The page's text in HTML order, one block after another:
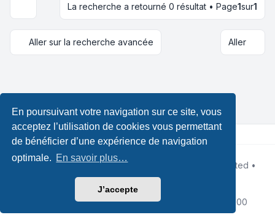
En poursuivant votre navigation sur ce site, vous
acceptez l’utilisation de cookies vous permettant
de bénéficier d’une expérience de navigation
optimale. En savoir plus…
J’accepte
Options d’affichage et de tri
La recherche a retourné 0 résultat • Page1sur1
Aller sur la recherche avancée Aller
Développé parphpBB® Forum Software © phpBB Limited •
Leenoz.com
Traduction française officielle©
|Conditions|Fuseau horaire sur UTC+02:00